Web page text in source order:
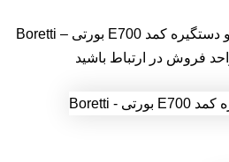
جهت خرید دستگیره کابینت و دستگیره کمد E700 بورتی – Boretti
فروش در ارتباط باشید